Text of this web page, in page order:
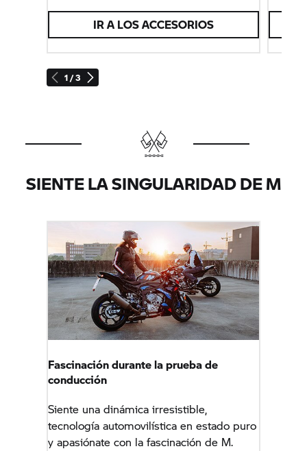
1 / 3
más al circuito de carreras.
IR A LOS ACCESORIOS
SIENTE LA SINGULARIDAD DE M
Fascinación durante la prueba de
conducción
Siente una dinámica irresistible,
tecnología automovilística en estado puro
y apasiónate con la fascinación de M.